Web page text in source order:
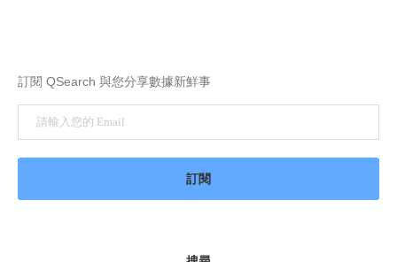
訂閱 QSearch 與您分享數據新鮮事